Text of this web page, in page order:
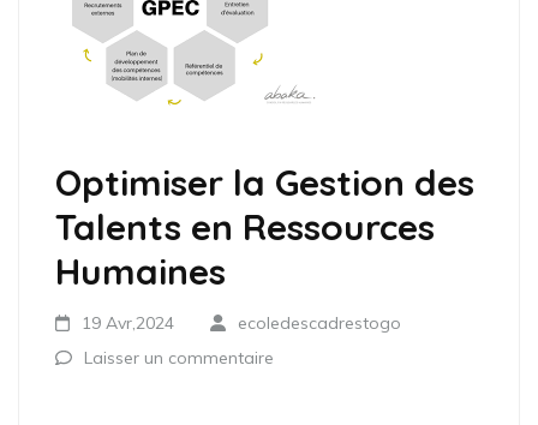
Optimiser la Gestion des
Talents en Ressources
Humaines
19 Avr,2024
ecoledescadrestogo
Laisser un commentaire